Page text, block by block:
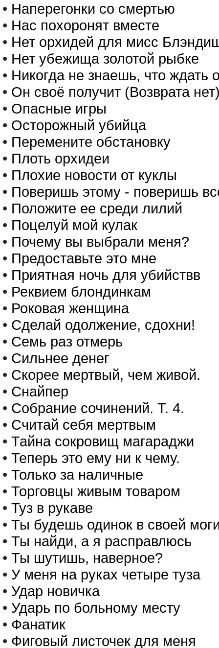
• Наперегонки со смертью
• Нас похоронят вместе
• Нет орхидей для мисс
• Нет убежища золотой рыбке
• Никогда не знаешь, что
• Он своё получит (Возврата
• Опасные игры
• Осторожный убийца
• Перемените обстановку
• Плоть орхидеи
• Плохие новости от куклы
• Поверишь этому - поверишь
• Положите ее среди лилий
• Поцелуй мой кулак
• Почему вы выбрали меня?
• Предоставьте это мне
• Приятная ночь для убийствв
• Реквием блондинкам
• Роковая женщина
• Сделай одолжение, сдохни!
• Семь раз отмерь
• Сильнее денег
• Скорее мертвый, чем живой.
• Снайпер
• Собрание сочинений. Т. 4.
• Считай себя мертвым
• Тайна сокровищ магараджи
• Теперь это ему ни к чему.
• Только за наличные
• Торговцы живым товаром
• Туз в рукаве
• Ты будешь одинок в своей
• Ты найди, а я расправлюсь
• Ты шутишь, наверное?
• У меня на руках четыре туза
• Удар новичка
• Ударь по больному месту
• Фанатик
• Фиговый листочек для меня